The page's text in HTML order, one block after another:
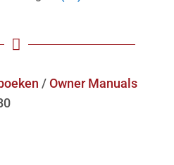

/Owner Manuals